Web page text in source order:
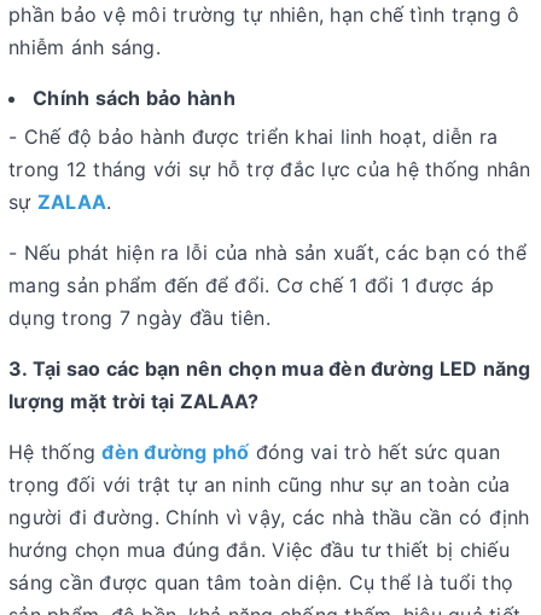
phần bảo vệ môi trường tự nhiên, hạn chế tình trạng ô
nhiễm ánh sáng.
Chính sách bảo hành
- Chế độ bảo hành được triển khai linh hoạt, diễn ra
trong 12 tháng với sự hỗ trợ đắc lực của hệ thống nhân
sự ZALAA.
- Nếu phát hiện ra lỗi của nhà sản xuất, các bạn có thể
mang sản phẩm đến để đổi. Cơ chế 1 đổi 1 được áp
dụng trong 7 ngày đầu tiên.
3. Tại sao các bạn nên chọn mua đèn đường LED năng
lượng mặt trời tại ZALAA?
Hệ thốngđèn đường phố đóng vai trò hết sức quan
trọng đối với trật tự an ninh cũng như sự an toàn của
người đi đường. Chính vì vậy, các nhà thầu cần có định
hướng chọn mua đúng đắn. Việc đầu tư thiết bị chiếu
sáng cần được quan tâm toàn diện. Cụ thể là tuổi thọ